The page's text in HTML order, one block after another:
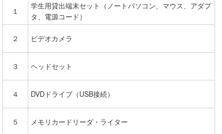
１
学生用貸出端末セット（ノートパソコン、マウス、アダプ
タ、電源コード）
２ ビデオカメラ
３ ヘッドセット
４ DVDドライブ（USB接続）
５ メモリカードリーダ・ライター